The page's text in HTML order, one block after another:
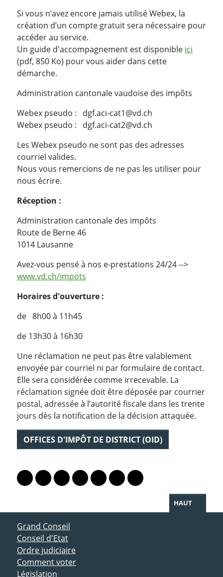
Si vous n’avez encore jamais utilisé Webex, la
création d’un compte gratuit sera nécessaire pour
accéder au service.
Un guide d'accompagnement est disponible ici
(pdf, 850 Ko) pour vous aider dans cette
démarche.
Administration cantonale vaudoise des impôts
Webex pseudo : dgf.aci-cat1@vd.ch
Webex pseudo : dgf.aci-cat2@vd.ch
Les Webex pseudo ne sont pas des adresses
courriel valides.
Nous vous remercions de ne pas les utiliser pour
nous écrire.
Réception :
Administration cantonale des impôts
Route de Berne 46
1014 Lausanne
Avez-vous pensé à nos e-prestations 24/24 -->
www.vd.ch/impots
Horaires d'ouverture :
de 8h00 à 11h45
de 13h30 à 16h30
Une réclamation ne peut pas être valablement
envoyée par courriel ni par formulaire de contact.
Elle sera considérée comme irrecevable. La
réclamation signée doit être déposée par courrier
postal, adressée à l’autorité fiscale dans les trente
jours dès la notification de la décision attaquée.
OFFICES D'IMPÔT DE DISTRICT (OID)
Lien vers le profil Mastodon
Lien vers le profil Bluesky
Lien vers le profil Instagram
Lien vers le profil Linkedin
Lien vers le profil Facebook
Lien vers le profil Twitter
Partager par WhatsApp
HAUT
ACCÈS DIRECT
Grand Conseil
Conseil d'Etat
Ordre judiciaire
Comment voter
Législation